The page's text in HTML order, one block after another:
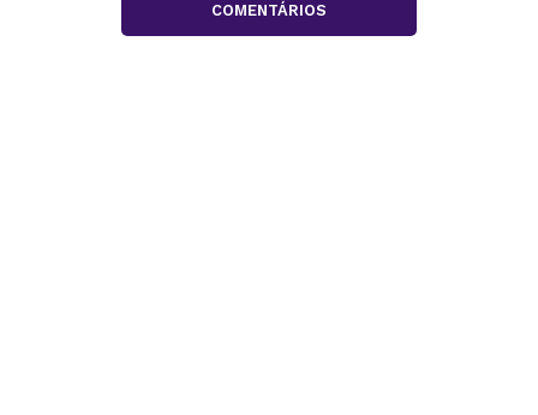
COMENTÁRIOS